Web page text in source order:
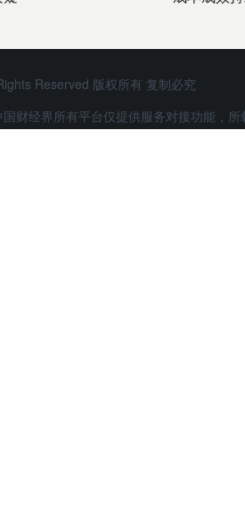
Reserved 版权所有 复制必究
财经界所有平台仅提供服务对接功能，